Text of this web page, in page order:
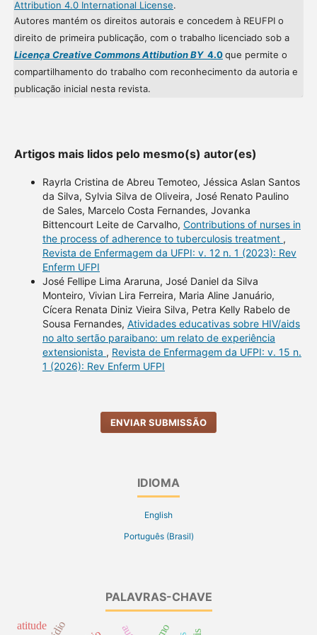
Attribution 4.0 International License.
Autores mantém os direitos autorais e concedem à REUFPI o
direito de primeira publicação, com o trabalho licenciado sob a
Licença Creative Commons Attibution BY4.0que permite o
compartilhamento do trabalho com reconhecimento da autoria e
publicação inicial nesta revista.
Artigos mais lidos pelo mesmo(s) autor(es)
Rayrla Cristina de Abreu Temoteo, Jéssica Aslan Santos
da Silva, Sylvia Silva de Oliveira, José Renato Paulino
de Sales, Marcelo Costa Fernandes, Jovanka
Bittencourt Leite de Carvalho, Contributions of nurses in
the process of adherence to tuberculosis treatment ,
Revista de Enfermagem da UFPI: v. 12 n. 1 (2023): Rev
Enferm UFPI
José Fellipe Lima Araruna, José Daniel da Silva
Monteiro, Vivian Lira Ferreira, Maria Aline Januário,
Cícera Renata Diniz Vieira Silva, Petra Kelly Rabelo de
Sousa Fernandes, Atividades educativas sobre HIV/aids
no alto sertão paraibano: um relato de experiência
extensionista , Revista de Enfermagem da UFPI: v. 15 n.
1 (2026): Rev Enferm UFPI
ENVIAR SUBMISSÃO
IDIOMA
English
Português (Brasil)
PALAVRAS-CHAVE
atitude